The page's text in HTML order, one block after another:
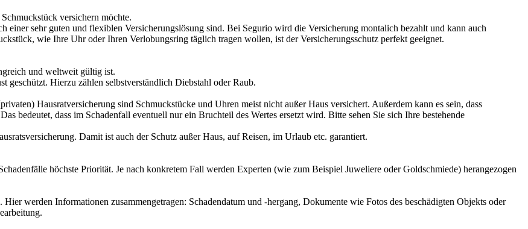
versichern möchte.
einer sehr guten und flexiblen Versicherungslösung sind. Bei Segurio wird die Versicherung montalich bezahlt und kann auch
wie Ihre Uhr oder Ihren Verlobungsring täglich tragen wollen, ist der Versicherungsschutz perfekt geeignet.
und weltweit gültig ist.
geschützt. Hierzu zählen selbstverständlich Diebstahl oder Raub.
Hausratversicherung sind Schmuckstücke und Uhren meist nicht außer Haus versichert. Außerdem kann es sein, dass
bedeutet, dass im Schadenfall eventuell nur ein Bruchteil des Wertes ersetzt wird. Bitte sehen Sie sich Ihre bestehende
Damit ist auch der Schutz außer Haus, auf Reisen, im Urlaub etc. garantiert.
höchste Priorität. Je nach konkretem Fall werden Experten (wie zum Beispiel Juweliere oder Goldschmiede) herangezogen
werden Informationen zusammengetragen: Schadendatum und -hergang, Dokumente wie Fotos des beschädigten Objekts oder